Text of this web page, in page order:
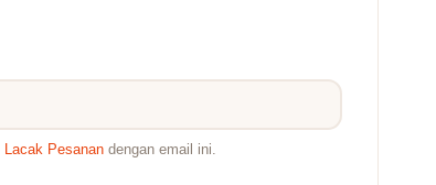
Lacak Pesanan dengan email ini.